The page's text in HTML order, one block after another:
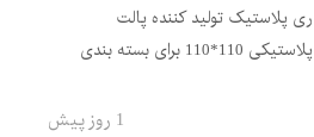
ری پلاستیک تولید کننده پالت
پلاستیکی 110*110 برای بسته بندی
- ۰۲۱۳۳۳۸۲۰۰۵ - ۰۲۱۳۳۳۸۲۰۰۴ -
1 روز پیش